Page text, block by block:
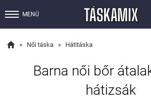
MENÜ
 » Női táska » Hátitáska
Barna női bőr
hátizsák